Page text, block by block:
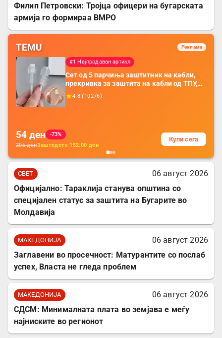
Филип Петровски: Тројца офицери на бугарската
армија го формираа ВМРО
TEMU Реклама
#1 Најпродаван артикл
Сет од 5 парчиња заштитник на кабли,
прекривка за заштита на кабли од ТПУ,
додатоци за заштита на кабли, без
батерија, за мобилни телефони, комплет
4.8 (10276)
54 ден
-73%
206денЗаштедете 152.00 ден
Купи сега
СВЕТ
06 август 2026
Официјално: Тараклија станува општина со
специјален статус за заштита на Бугарите во
Молдавија
МАКЕДОНИЈА
06 август 2026
Заглавени во просечност: Матурантите со послаб
успех, Власта не гледа проблем
МАКЕДОНИЈА
06 август 2026
СДСМ: Минималната плата во земјава е меѓу
најниските во регионот